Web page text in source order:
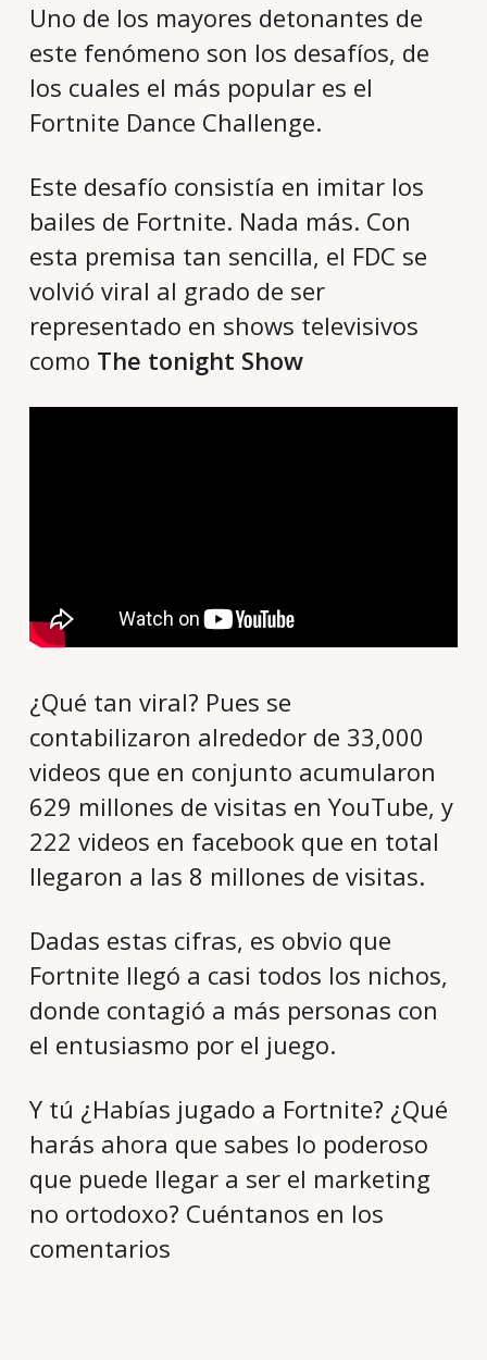
Uno de los mayores detonantes de
este fenómeno son los desafíos, de
los cuales el más popular es el
Fortnite Dance Challenge.
Este desafío consistía en imitar los
bailes de Fortnite. Nada más. Con
esta premisa tan sencilla, el FDC se
volvió viral al grado de ser
representado en shows televisivos
como The tonight Show
¿Qué tan viral? Pues se
contabilizaron alrededor de 33,000
videos que en conjunto acumularon
629 millones de visitas en YouTube, y
222 videos en facebook que en total
llegaron a las 8 millones de visitas.
Dadas estas cifras, es obvio que
Fortnite llegó a casi todos los nichos,
donde contagió a más personas con
el entusiasmo por el juego.
Y tú ¿Habías jugado a Fortnite? ¿Qué
harás ahora que sabes lo poderoso
que puede llegar a ser el marketing
no ortodoxo? Cuéntanos en los
comentarios